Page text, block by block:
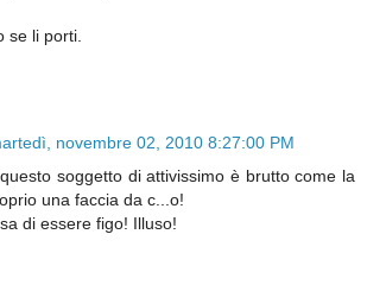
se li porti.
novembre 02, 2010 8:27:00 PM
questo soggetto di attivissimo è brutto come la
una faccia da c...o!
di essere figo! Illuso!